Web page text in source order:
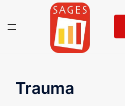
springen
Trauma